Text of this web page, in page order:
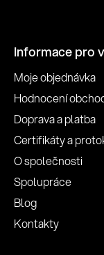
Informace pro
Moje objednávka
Hodnocení
Doprava a platba
Certifikáty a
O společnosti
Spolupráce
Blog
Kontakty